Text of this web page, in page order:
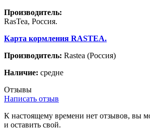
Производитель:
RasTea, Россия.
Карта кормления RASTEA.
Производитель: Rastea (Россия)
Наличие: средне
Отзывы
Написать отзыв
К настоящему времени нет отзывов, вы
и оставить свой.